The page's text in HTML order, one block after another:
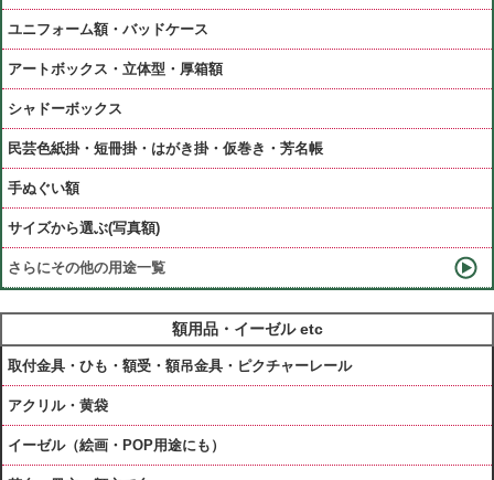
ユニフォーム額・バッドケース
アートボックス・立体型・厚箱額
シャドーボックス
民芸色紙掛・短冊掛・はがき掛・仮巻き・芳名帳
手ぬぐい額
サイズから選ぶ(写真額)
さらにその他の用途一覧
額用品・イーゼル etc
取付金具・ひも・額受・額吊金具・ピクチャーレール
アクリル・黄袋
イーゼル（絵画・POP用途にも）